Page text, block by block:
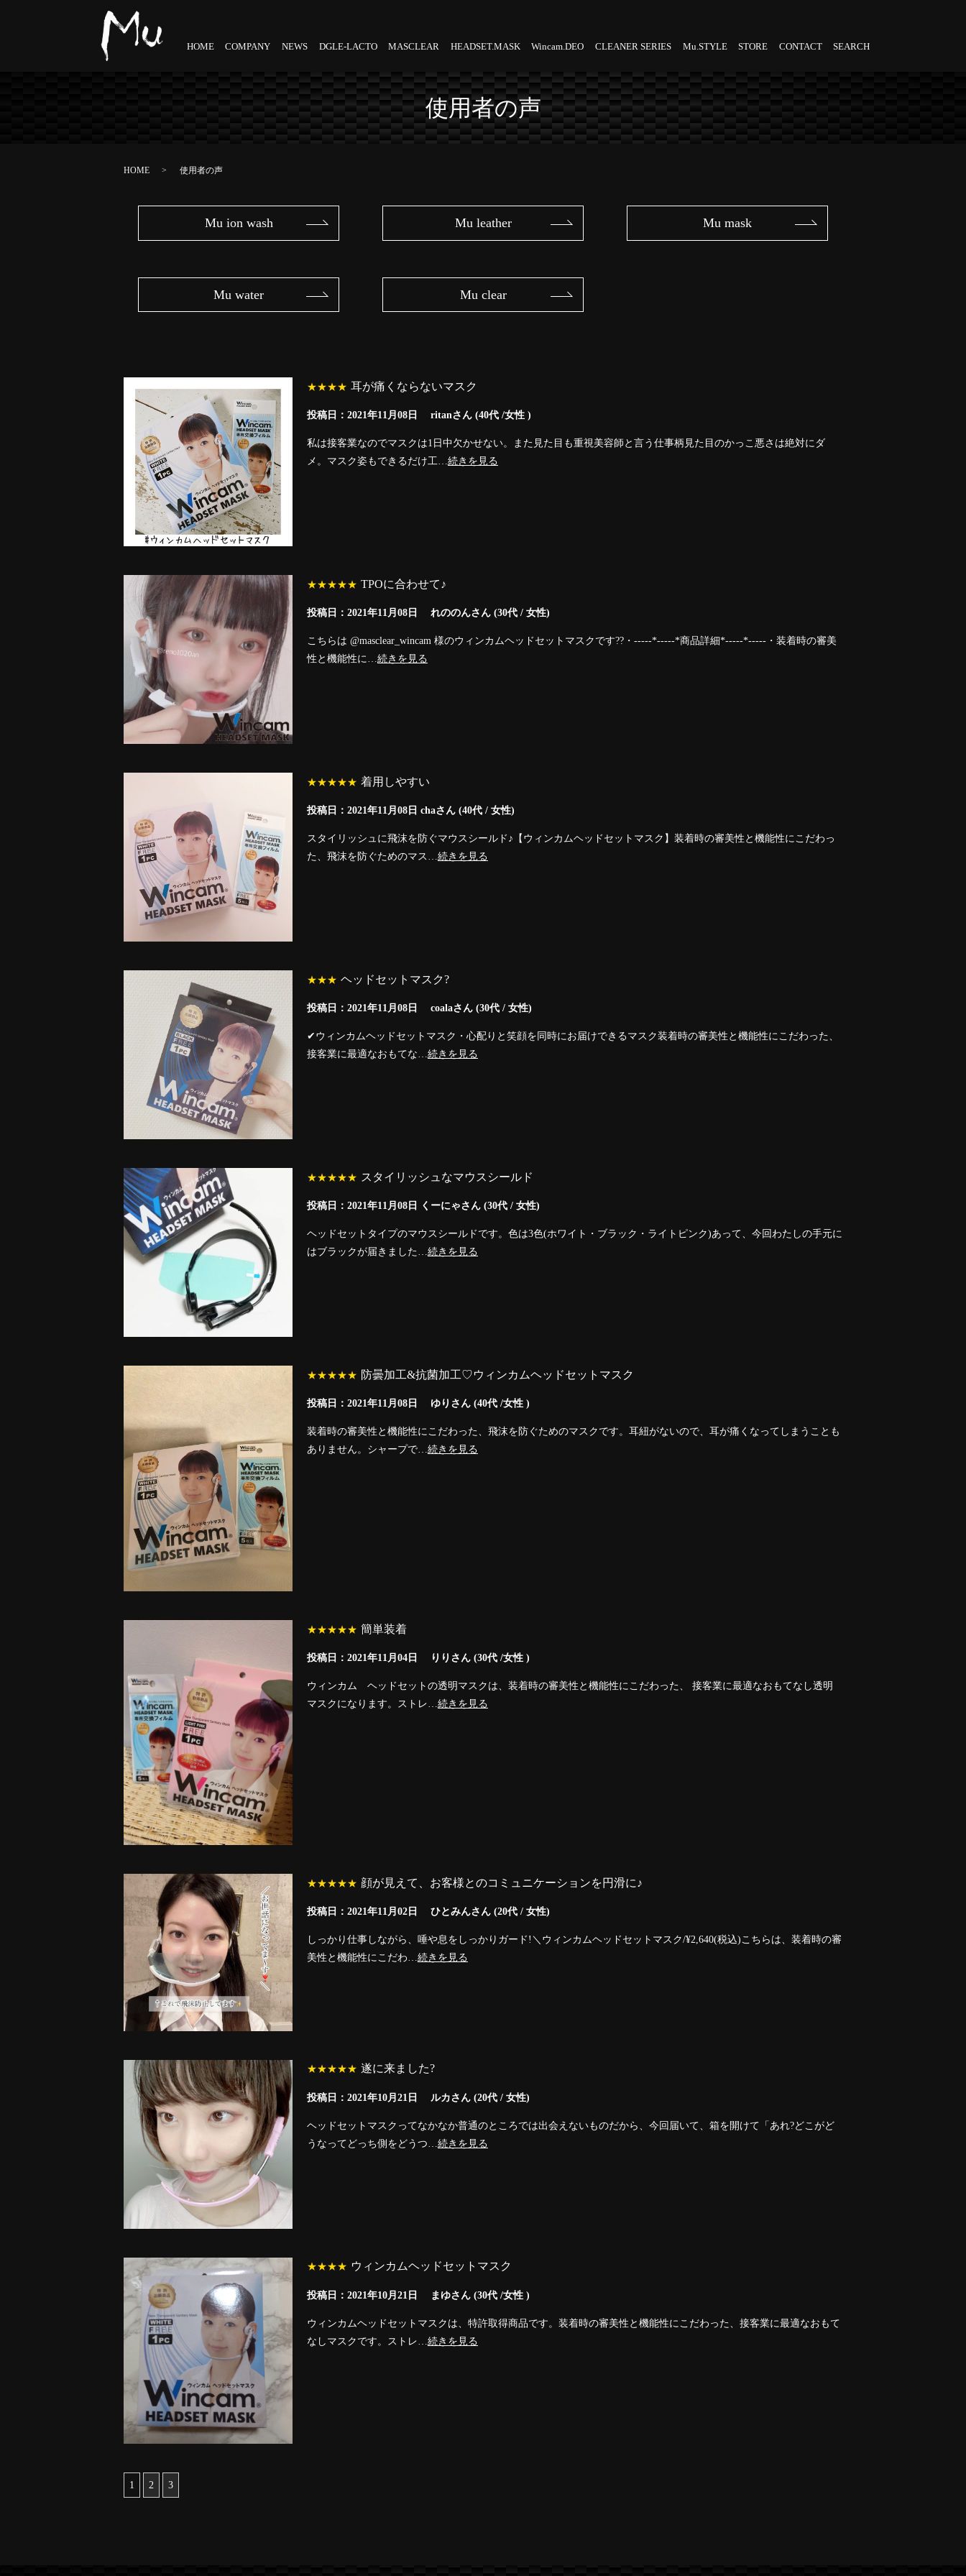
HOME COMPANY NEWS DGLE-LACTO MASCLEAR HEADSET.MASK Wincam.DEO CLEANER SERIES Mu.STYLE STORE CONTACT SEARCH
使用者の声
HOME 使用者の声
Mu ion wash Mu leather Mu mask
Mu water Mu clear
★★★★ 耳が痛くならないマスク
投稿日：2021年11月08日 ritanさん (40代 /女性 )
私は接客業なのでマスクは1日中欠かせない。また見た目も重視美容師と言う仕事柄見た目のかっこ悪さは絶対にダ
メ。マスク姿もできるだけ工…続きを見る
★★★★★ TPOに合わせて♪
投稿日：2021年11月08日 れののんさん (30代 / 女性)
こちらは @masclear_wincam 様のウィンカムヘッドセットマスクです??・-----*-----*商品詳細*-----*-----・装着時の審美
性と機能性に…続きを見る
★★★★★ 着用しやすい
投稿日：2021年11月08日 chaさん (40代 / 女性)
スタイリッシュに飛沫を防ぐマウスシールド♪【ウィンカムヘッドセットマスク】装着時の審美性と機能性にこだわっ
た、飛沫を防ぐためのマス…続きを見る
★★★ ヘッドセットマスク?
投稿日：2021年11月08日 coalaさん (30代 / 女性)
✔︎ウィンカムヘッドセットマスク・心配りと笑顔を同時にお届けできるマスク装着時の審美性と機能性にこだわった、
接客業に最適なおもてな…続きを見る
★★★★★ スタイリッシュなマウスシールド
投稿日：2021年11月08日 くーにゃさん (30代 / 女性)
ヘッドセットタイプのマウスシールドです。色は3色(ホワイト・ブラック・ライトピンク)あって、今回わたしの手元に
はブラックが届きました…続きを見る
★★★★★ 防曇加工&抗菌加工♡ウィンカムヘッドセットマスク
投稿日：2021年11月08日 ゆりさん (40代 /女性 )
装着時の審美性と機能性にこだわった、飛沫を防ぐためのマスクです。耳紐がないので、耳が痛くなってしまうことも
ありません。シャープで…続きを見る
★★★★★ 簡単装着
投稿日：2021年11月04日 りりさん (30代 /女性 )
ウィンカム ヘッドセットの透明マスクは、装着時の審美性と機能性にこだわった、 接客業に最適なおもてなし透明
マスクになります。ストレ…続きを見る
★★★★★ 顔が見えて、お客様とのコミュニケーションを円滑に♪
投稿日：2021年11月02日 ひとみんさん (20代 / 女性)
しっかり仕事しながら、唾や息をしっかりガード!＼ウィンカムヘッドセットマスク/¥2,640(税込)こちらは、装着時の審
美性と機能性にこだわ…続きを見る
★★★★★ 遂に来ました?
投稿日：2021年10月21日 ルカさん (20代 / 女性)
ヘッドセットマスクってなかなか普通のところでは出会えないものだから、今回届いて、箱を開けて「あれ?どこがど
うなってどっち側をどうつ…続きを見る
★★★★ ウィンカムヘッドセットマスク
投稿日：2021年10月21日 まゆさん (30代 /女性 )
ウィンカムヘッドセットマスクは、特許取得商品です。装着時の審美性と機能性にこだわった、接客業に最適なおもて
なしマスクです。ストレ…続きを見る
1 2 3